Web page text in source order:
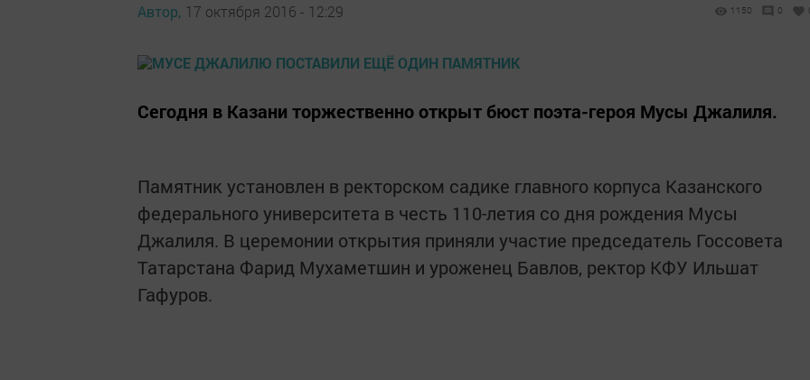
Автор, 17 октября 2016 - 12:29 1150 0
Сегодня в Казани торжественно открыт бюст поэта-героя Мусы Джалиля.
Памятник установлен в ректорском садике главного корпуса Казанского
федерального университета в честь 110-летия со дня рождения Мусы
Джалиля. В церемонии открытия приняли участие председатель Госсовета
Татарстана Фарид Мухаметшин и уроженец Бавлов, ректор КФУ Ильшат
Гафуров.